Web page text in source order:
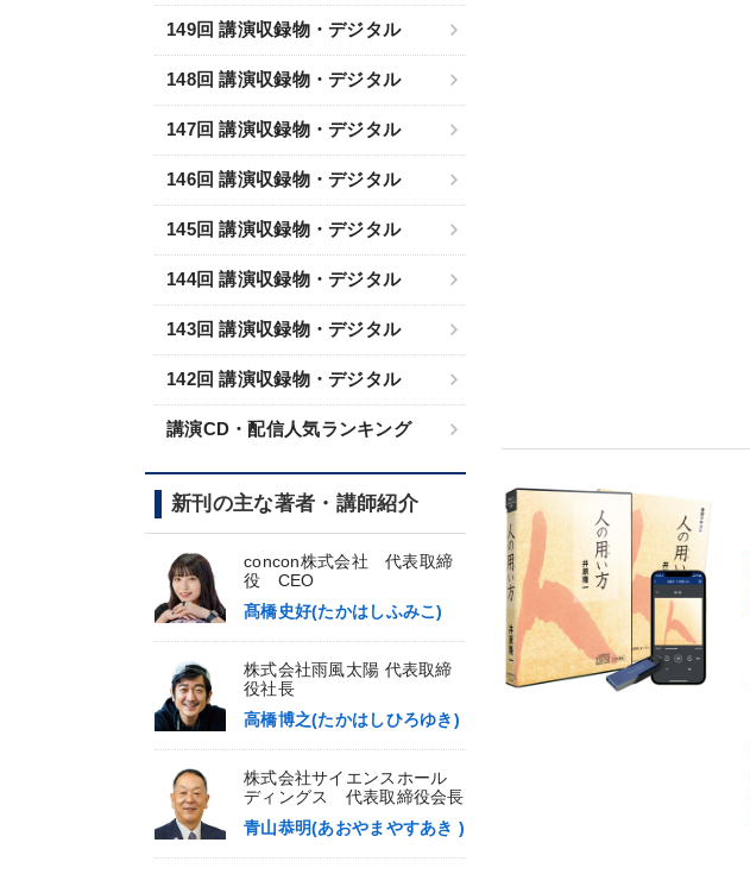
149回 講演収録物・デジタル
148回 講演収録物・デジタル
147回 講演収録物・デジタル
146回 講演収録物・デジタル
145回 講演収録物・デジタル
144回 講演収録物・デジタル
143回 講演収録物・デジタル
142回 講演収録物・デジタル
講演CD・配信人気ランキング
新刊の主な著者・講師紹介
concon株式会社 代表取締
役 CEO
髙橋史好(たかはしふみこ)
株式会社雨風太陽 代表取締
役社長
高橋博之(たかはしひろゆき)
株式会社サイエンスホール
ディングス 代表取締役会長
青山恭明(あおやまやすあき )